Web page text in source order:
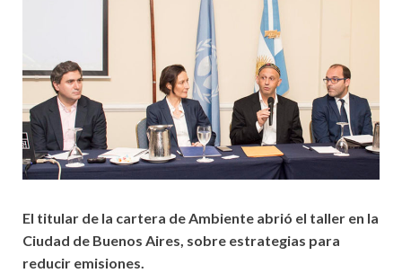
El titular de la cartera de Ambiente abrió el taller en la
Ciudad de Buenos Aires, sobre estrategias para
reducir emisiones.